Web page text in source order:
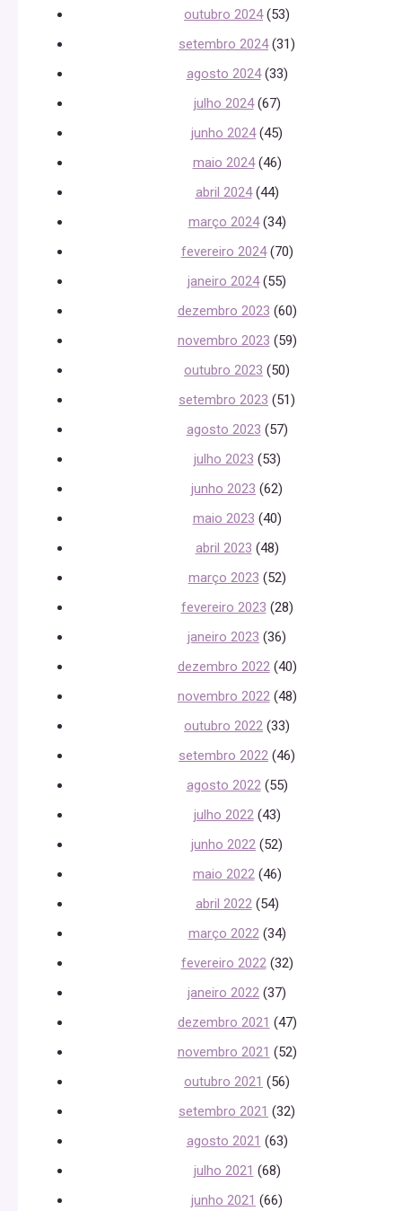
outubro 2024(53)
setembro 2024(31)
agosto 2024(33)
julho 2024(67)
junho 2024(45)
maio 2024(46)
abril 2024(44)
março 2024(34)
fevereiro 2024(70)
janeiro 2024(55)
dezembro 2023 (60)
novembro 2023 (59)
outubro 2023 (50)
setembro 2023 (51)
agosto 2023 (57)
julho 2023 (53)
junho 2023 (62)
maio 2023 (40)
abril 2023 (48)
março 2023 (52)
fevereiro 2023 (28)
janeiro 2023 (36)
dezembro 2022(40)
novembro 2022(48)
outubro 2022 (33)
setembro 2022 (46)
agosto 2022(55)
julho 2022(43)
junho 2022 (52)
maio 2022(46)
abril 2022(54)
março 2022(34)
fevereiro 2022(32)
janeiro 2022 (37)
dezembro 2021 (47)
novembro 2021 (52)
outubro 2021 (56)
setembro 2021 (32)
agosto 2021 (63)
julho 2021 (68)
junho 2021 (66)